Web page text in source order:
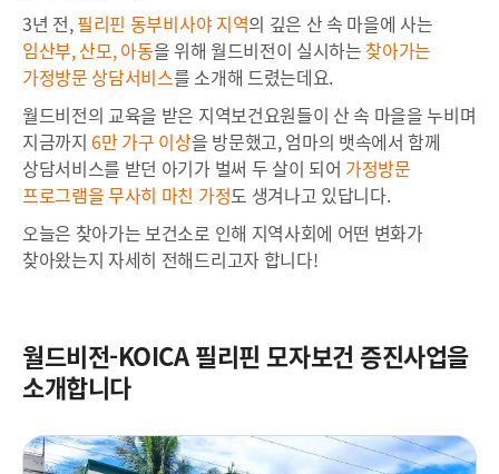
3년 전,필리핀 동부비사야 지역의 깊은 산 속 마을에 사는
임산부,산모,아동을 위해 월드비전이 실시하는 찾아가는
가정방문 상담서비스를소개해 드렸는데요.
월드비전의 교육을 받은 지역보건요원들이 산 속 마을을 누비며
지금까지 6만 가구 이상을 방문했고, 엄마의 뱃속에서 함께
상담서비스를 받던 아기가 벌써 두 살이 되어 가정방문
프로그램을 무사히 마친 가정도 생겨나고 있답니다.
오늘은 찾아가는 보건소로 인해 지역사회에 어떤 변화가
찾아왔는지 자세히 전해드리고자 합니다!
월드비전-KOICA 필리핀 모자보건 증진사업을
소개합니다